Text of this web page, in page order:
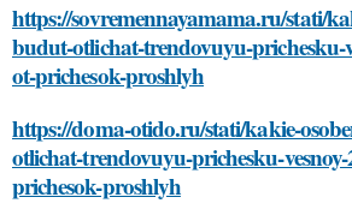
https://sovremennayamama.ru/stati/
budut-otlichat-trendovuyu-prichesku-
ot-prichesok-proshlyh
https://doma-otido.ru/stati/kakie-
otlichat-trendovuyu-prichesku-
prichesok-proshlyh